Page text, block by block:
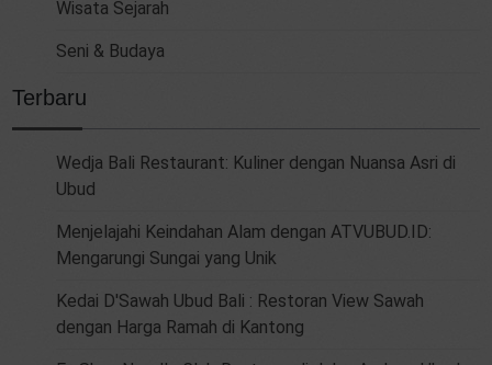
Wisata Sejarah
Seni & Budaya
Terbaru
Wedja Bali Restaurant: Kuliner dengan Nuansa Asri di
Ubud
Menjelajahi Keindahan Alam dengan ATVUBUD.ID:
Mengarungi Sungai yang Unik
Kedai D'Sawah Ubud Bali : Restoran View Sawah
dengan Harga Ramah di Kantong